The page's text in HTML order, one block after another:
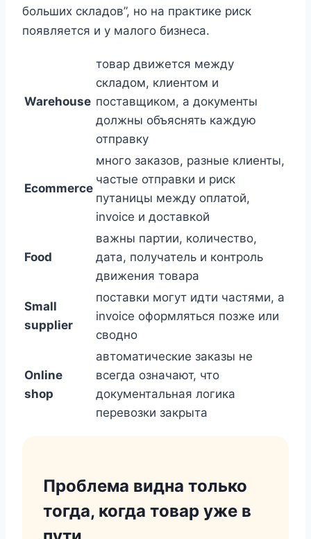
больших складов”, но на практике риск
появляется и у малого бизнеса.
Warehouse
товар движется между
складом, клиентом и
поставщиком, а документы
должны объяснять каждую
отправку
Ecommerce
много заказов, разные клиенты,
частые отправки и риск
путаницы между оплатой,
invoice и доставкой
Food
важны партии, количество,
дата, получатель и контроль
движения товара
Small
supplier
поставки могут идти частями, а
invoice оформляться позже или
сводно
Online
shop
автоматические заказы не
всегда означают, что
документальная логика
перевозки закрыта
Проблема видна только
тогда, когда товар уже в